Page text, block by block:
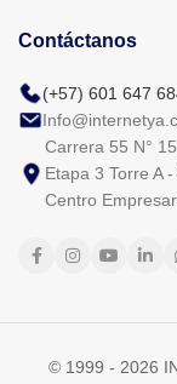
Contáctanos
(+57) 601 647
Carrera 55 N°
Etapa 3 Torre A
Centro
© 1999 - 2026